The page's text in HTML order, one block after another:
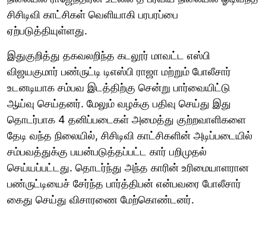
சிசிடிவி காட்சிகள் வெளியாகி பரபரப்பை
ஏற்படுத்தியுள்ளது.
இதுகுறித்து தகவலறிந்த கடலூர் மாவட்ட எஸ்பி
விஜயகுமார் பண்ருட்டி டிஎஸ்பி ராஜா மற்றும் போலீசார்
உடனடியாக சம்பவ இடத்திற்கு சென்று பார்வையிட்டு
ஆய்வு செய்தனர். மேலும் வழக்கு பதிவு செய்து இது
தொடர்பாக 4 தனிப்படைகள் அமைத்து குற்றவாளிகளை
தேடி வந்த நிலையில், சிசிடிவி காட்சிகளின் அடிப்படையில்
சம்பவத்துக்கு பயன்படுத்தப்பட்ட கார் பறிமுதல்
செய்யப்பட்டது. தொடர்ந்து அந்த காரின் உரிமையாளரான
பண்ருட்டியைச் சேர்ந்த பார்த்திபன் என்பவரை போலீசார்
கைது செய்து விசாரணை மேற்கொண்டனர்.